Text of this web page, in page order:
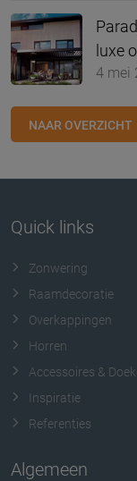
luxe
4 mei
NAAR OVERZICHT
Quick links
Zonwering
Raamdecoratie
Overkappingen
Horren
Accessoires &
Inspiratie
Referenties
Algemeen